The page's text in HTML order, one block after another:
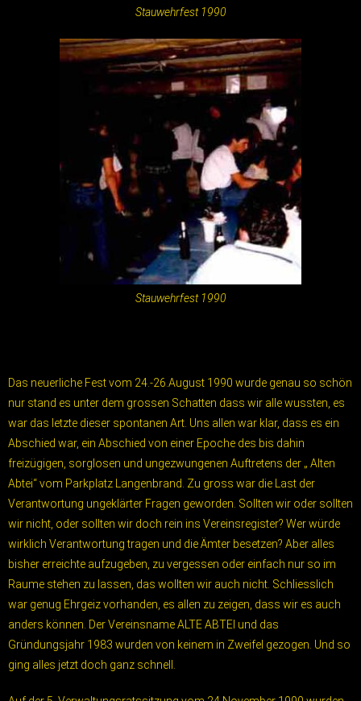
Stauwehrfest 1990
Stauwehrfest 1990
Das neuerliche Fest vom 24.-26.August 1990 wurde genau so schön
nur stand es unter dem grossen Schatten dass wir alle wussten, es
war das letzte dieser spontanen Art. Uns allen war klar, dass es ein
Abschied war, ein Abschied von einer Epoche des bis dahin
freizügigen, sorglosen und ungezwungenen Auftretens der „ Alten
Abtei“ vom Parkplatz Langenbrand. Zu gross war die Last der
Verantwortung ungeklärter Fragen geworden. Sollten wir oder sollten
wir nicht, oder sollten wir doch rein ins Vereinsregister? Wer würde
wirklich Verantwortung tragen und die Ämter besetzen? Aber alles
bisher erreichte aufzugeben, zu vergessen oder einfach nur so im
Raume stehen zu lassen, das wollten wir auch nicht. Schliesslich
war genug Ehrgeiz vorhanden, es allen zu zeigen, dass wir es auch
anders können. Der Vereinsname ALTE ABTEI und das
Gründungsjahr 1983 wurden von keinem in Zweifel gezogen. Und so
ging alles jetzt doch ganz schnell.